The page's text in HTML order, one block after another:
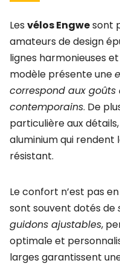
Les vélos Engwesont
amateurs de design
lignes harmonieuses
modèle présente une
correspond aux
contemporains. De
particulière aux
aluminium qui rendent
résistant.
Le confort n’est pas
sont souvent dotés de
guidons ajustables,
optimale et
larges garantissent